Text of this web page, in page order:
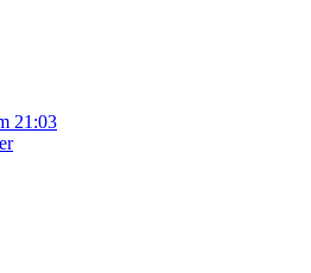
21:03